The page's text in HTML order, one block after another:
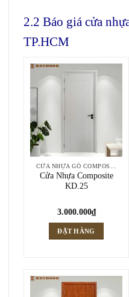
2.2 Báo giá cửa
TP.HCM
Cửa Nhựa Composite
KD.25
3.000.000₫
ĐẶT HÀNG